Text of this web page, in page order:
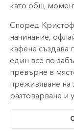
като общ
Според
начинание,
кафене създава
един все по-
превърне в
преживяване на
разтоварване и